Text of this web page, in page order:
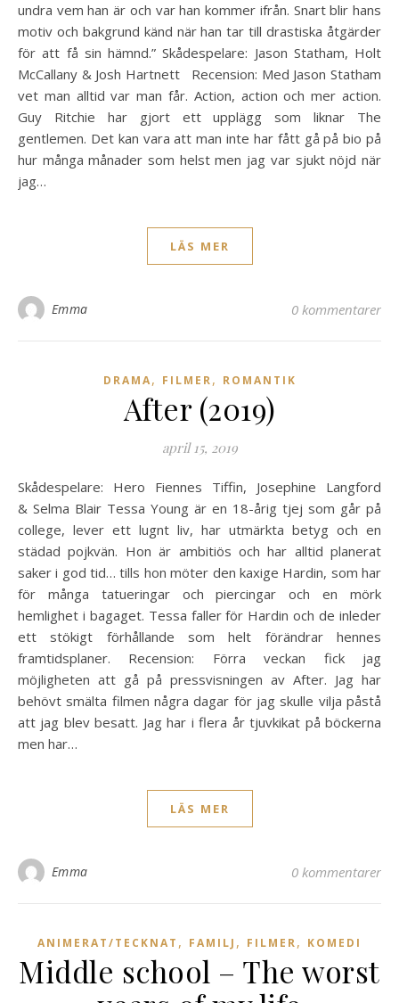
undra vem han är och var han kommer ifrån. Snart blir hans
motiv och bakgrund känd när han tar till drastiska åtgärder
för att få sin hämnd.” Skådespelare: Jason Statham, Holt
McCallany & Josh Hartnett Recension: Med Jason Statham
vet man alltid var man får. Action, action och mer action.
Guy Ritchie har gjort ett upplägg som liknar The
gentlemen. Det kan vara att man inte har fått gå på bio på
hur många månader som helst men jag var sjukt nöjd när
jag…
LÄS MER
Emma 0 kommentarer
DRAMA, FILMER, ROMANTIK
After (2019)
april 15, 2019
Skådespelare: Hero Fiennes Tiffin, Josephine Langford
& Selma Blair Tessa Young är en 18-årig tjej som går på
college, lever ett lugnt liv, har utmärkta betyg och en
städad pojkvän. Hon är ambitiös och har alltid planerat
saker i god tid… tills hon möter den kaxige Hardin, som har
för många tatueringar och piercingar och en mörk
hemlighet i bagaget. Tessa faller för Hardin och de inleder
ett stökigt förhållande som helt förändrar hennes
framtidsplaner. Recension: Förra veckan fick jag
möjligheten att gå på pressvisningen av After. Jag har
behövt smälta filmen några dagar för jag skulle vilja påstå
att jag blev besatt. Jag har i flera år tjuvkikat på böckerna
men har…
LÄS MER
Emma 0 kommentarer
ANIMERAT/TECKNAT , FAMILJ , FILMER, KOMEDI
Middle school – The worst